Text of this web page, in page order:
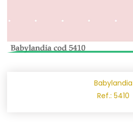
Babylandia
Ref.: 5410